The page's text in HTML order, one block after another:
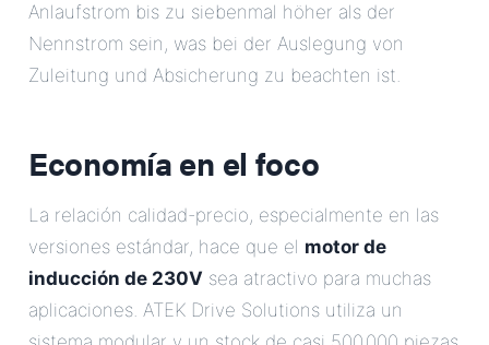
Anlaufstrom bis zu siebenmal höher als der
Nennstrom sein, was bei der Auslegung von
Zuleitung und Absicherung zu beachten ist.
Economía en el foco
La relación calidad-precio, especialmente en las
versiones estándar, hace que el motor de
inducción de 230V sea atractivo para muchas
aplicaciones. ATEK Drive Solutions utiliza un